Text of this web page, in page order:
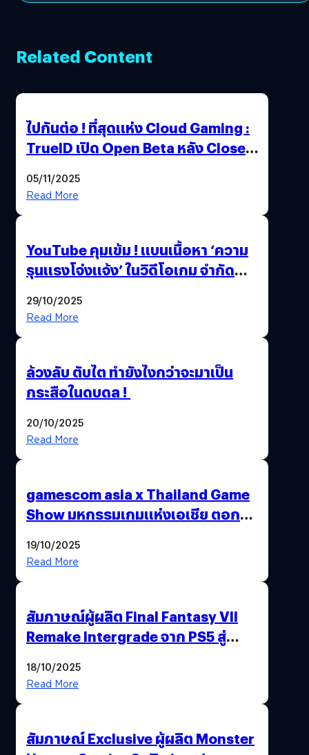
Related Content
ไปกันต่อ ! ที่สุดแห่ง Cloud Gaming :
TrueID เปิด Open Beta หลัง Close
Thailand Game Show 2025 ทะลุ 15
05/11/2025
Read More
YouTube คุมเข้ม ! แบนเนื้อหา ‘ความ
รุนแรงโจ่งแจ้ง’ ในวิดีโอเกม จำกัด
29/10/2025
Read More
ล้วงลับ ตับไต ทำยังไงกว่าจะมาเป็น
กระสือในดบดล !
20/10/2025
Read More
gamescom asia x Thailand Game
Show มหกรรมเกมแห่งเอเชีย ตอกย้ำ
พาณิชย์ร่วมชูความสำเร็จ
19/10/2025
Read More
สัมภาษณ์ผู้ผลิต Final Fantasy VII
Remake Intergrade จาก PS5 สู่
18/10/2025
Read More
สัมภาษณ์ Exclusive ผู้ผลิต Monster